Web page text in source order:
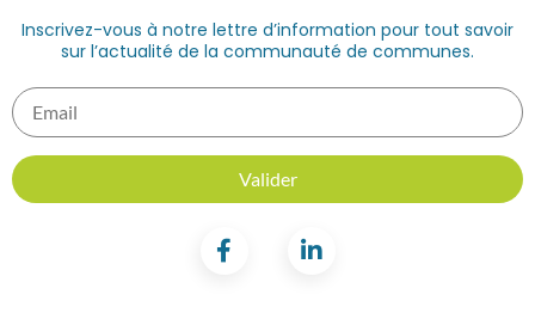
Inscrivez-vous à notre lettre d’information pour tout savoir
sur l’actualité de la communauté de communes.